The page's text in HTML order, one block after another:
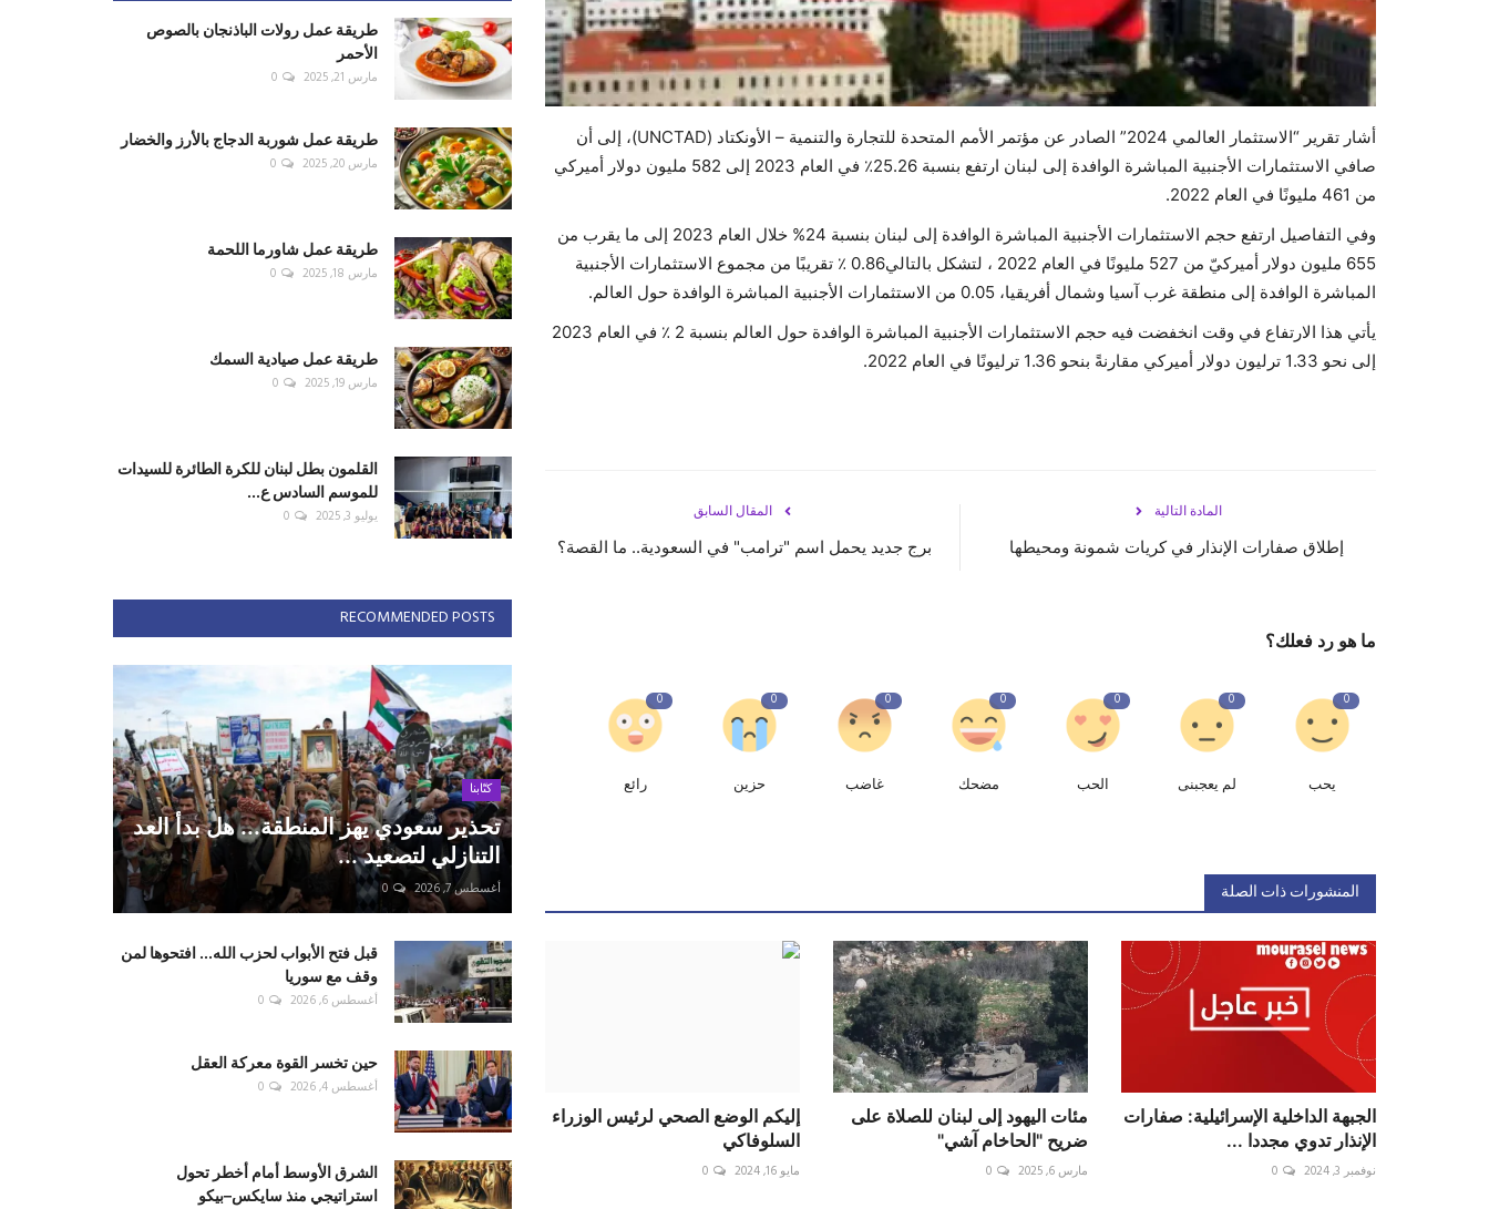
أشار تقرير “الاستثمار العالمي 2024” الصادر عن مؤتمر الأمم المتحدة للتجارة والتنمية – الأونكتاد (UNCTAD)، إلى أن
صافي الاستثمارات الأجنبية المباشرة الوافدة إلى لبنان ارتفع بنسبة 25.26٪ في العام 2023 إلى 582 مليون دولار أميركي
من 461 مليونًا في العام 2022.
وفي التفاصيل ارتفع حجم الاستثمارات الأجنبية المباشرة الوافدة إلى لبنان بنسبة 24% خلال العام 2023 إلى ما يقرب من
655 مليون دولار أميركيّ من 527 مليونًا في العام 2022 ، لتشكل بالتالي0.86 ٪ تقريبًا من مجموع الاستثمارات الأجنبية
المباشرة الوافدة إلى منطقة غرب آسيا وشمال أفريقيا، 0.05 من الاستثمارات الأجنبية المباشرة الوافدة حول العالم.
يأتي هذا الارتفاع في وقت انخفضت فيه حجم الاستثمارات الأجنبية المباشرة الوافدة حول العالم بنسبة 2 ٪ في العام 2023
إلى نحو 1.33 ترليون دولار أميركي مقارنةً بنحو 1.36 ترليونًا في العام 2022.
المقال السابق
برج جديد يحمل اسم "ترامب" في السعودية.. ما القصة؟
المادة التالية
إطلاق صفارات الإنذار في كريات شمونة ومحيطها
ما هو رد فعلك؟
0
يحب
0
لم يعجبنى
0
الحب
0
مضحك
0
غاضب
0
حزين
0
رائع
المنشورات ذات الصلة
الجبهة الداخلية الإسرائيلية: صفارات
الإنذار تدوي مجددا ...
نوفمبر 3, 2024 0
مئات اليهود إلى لبنان للصلاة على
ضريح "الحاخام آشي"
مارس 6, 2025 0
إليكم الوضع الصحي لرئيس الوزراء
السلوفاكي
مايو 16, 2024 0
طريقة عمل رولات الباذنجان بالصوص
الأحمر
مارس 21, 2025 0
طريقة عمل شوربة الدجاج بالأرز والخضار
مارس 20, 2025 0
طريقة عمل شاورما اللحمة
مارس 18, 2025 0
طريقة عمل صيادية السمك
مارس 19, 2025 0
القلمون بطل لبنان للكرة الطائرة للسيدات
للموسم السادس ع...
يوليو 3, 2025 0
RECOMMENDED POSTS
كتّابنا
تحذير سعودي يهز المنطقة... هل بدأ العد
التنازلي لتصعيد ...
أغسطس 7, 2026 0
قبل فتح الأبواب لحزب الله... افتحوها لمن
وقف مع سوريا
أغسطس 6, 2026 0
حين تخسر القوة معركة العقل
أغسطس 4, 2026 0
الشرق الأوسط أمام أخطر تحول
استراتيجي منذ سايكس–بيكو